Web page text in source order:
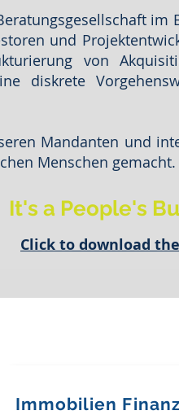
im
und
von
diskrete
Mandanten und
Menschen gemacht.
It's a People's
Click to download
Immobilien